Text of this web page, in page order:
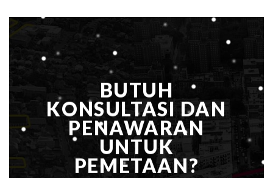
BUTUH
KONSULTASI DAN
PENAWARAN
UNTUK
PEMETAAN?